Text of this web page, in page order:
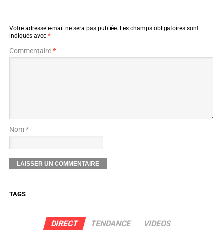
Votre adresse e-mail ne sera pas publiée. Les champs obligatoires sont
indiqués avec *
Commentaire*
Nom *
TAGS
DIRECT TENDANCE VIDEOS